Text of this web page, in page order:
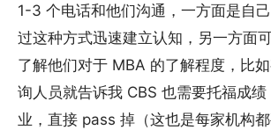
1-3 个电话和他们沟通，一方面是自
过这种方式迅速建立认知，另一方面
了解他们对于 MBA 的了解程度，比
询人员就告诉我 CBS 也需要托福成
业，直接 pass 掉（这也是每家机构都